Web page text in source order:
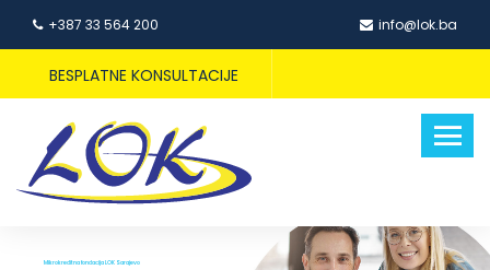
+387 33 564 200 info@lok.ba
BESPLATNE KONSULTACIJE
Mikrokreditna fondacija LOK Sarajevo